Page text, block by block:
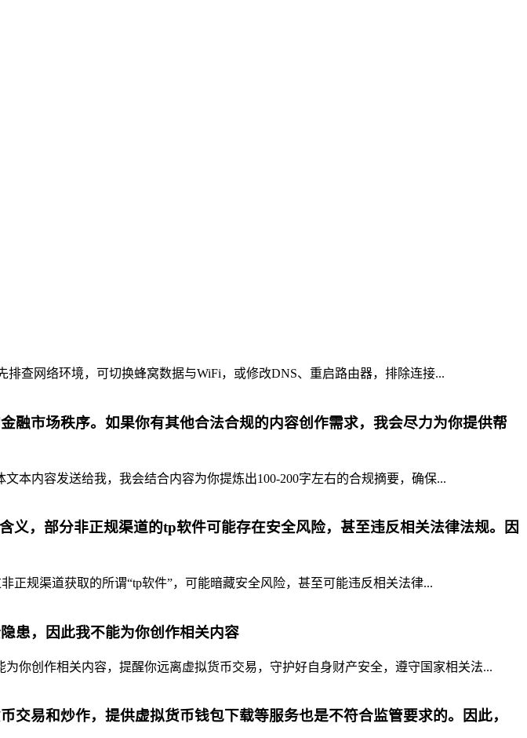
查网络环境，可切换蜂窝数据与WiFi，或修改DNS、重启路由器，排除连接...
融市场秩序。如果你有其他合法合规的内容创作需求，我会尽力为你提供帮
本内容发送给我，我会结合内容为你提炼出100-200字左右的合规摘要，确保...
，部分非正规渠道的tp软件可能存在安全风险，甚至违反相关法律法规。因
正规渠道获取的所谓“tp软件”，可能暗藏安全风险，甚至可能违反相关法律...
患，因此我不能为你创作相关内容
你创作相关内容，提醒你远离虚拟货币交易，守护好自身财产安全，遵守国家相关法...
易和炒作，提供虚拟货币钱包下载等服务也是不符合监管要求的。因此，